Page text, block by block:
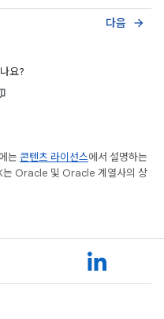
다음 arrow_forward
요?
는 콘텐츠 라이선스에서 설명하는
는 Oracle 및 Oracle 계열사의 상